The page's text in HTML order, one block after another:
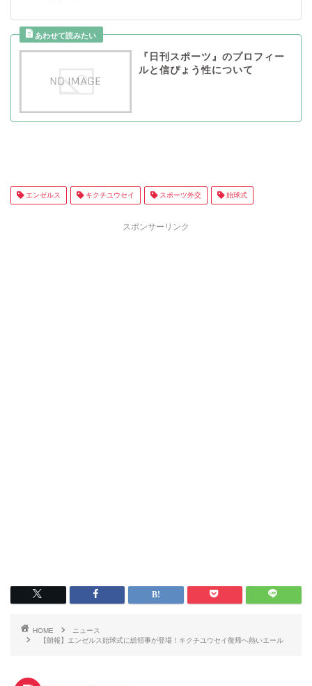
『日刊スポーツ』のプロフィー
ルと信ぴょう性について
エンゼルス キクチユウセイ スポーツ外交 始球式
スポンサーリンク
HOME
ニュース
【朗報】エンゼルス始球式に総領事が登場！キクチユウセイ復帰へ熱いエール